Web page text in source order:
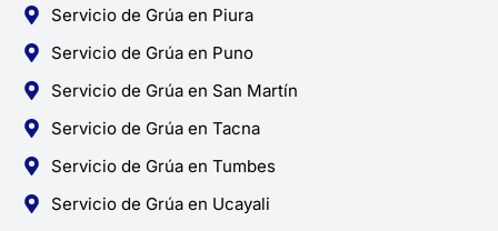
Servicio de Grúa en Piura
Servicio de Grúa en Puno
Servicio de Grúa en San Martín
Servicio de Grúa en Tacna
Servicio de Grúa en Tumbes
Servicio de Grúa en Ucayali